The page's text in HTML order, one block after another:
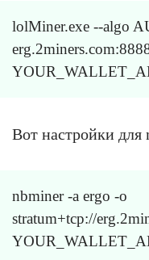
lolMiner.exe --algo
Вот настройки для
nbminer -a ergo -o
stratum+tcp://